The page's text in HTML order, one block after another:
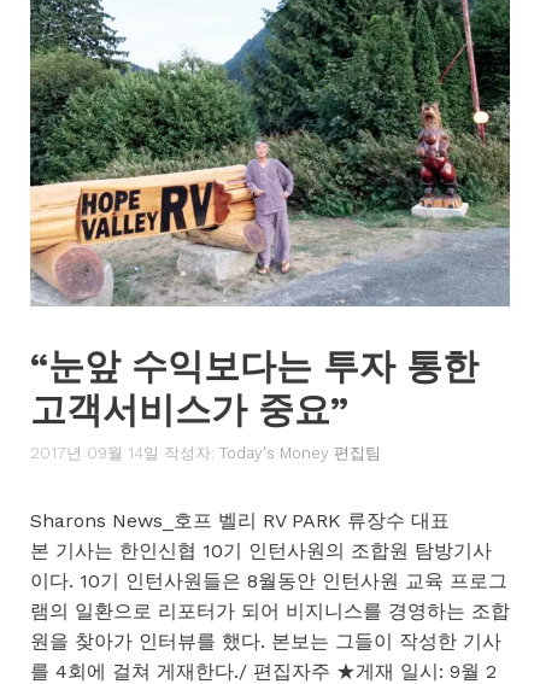
“눈앞 수익보다는 투자 통한
고객서비스가 중요”
2017년 09월 14일 작성자: Today's Money 편집팀
Sharons News_호프 벨리 RV PARK 류장수 대표
본 기사는 한인신협 10기 인턴사원의 조합원 탐방기사
이다. 10기 인턴사원들은 8월동안 인턴사원 교육 프로그
램의 일환으로 리포터가 되어 비지니스를 경영하는 조합
원을 찾아가 인터뷰를 했다. 본보는 그들이 작성한 기사
를 4회에 걸쳐 게재한다./ 편집자주 ★게재 일시: 9월 2